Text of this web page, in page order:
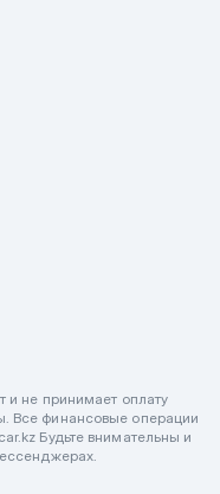
и не принимает оплату
Все финансовые операции
Будьте внимательны и